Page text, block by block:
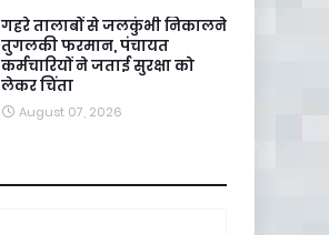
गहरे तालाबों से जलकुंभी निकालने
तुगलकी फरमान, पंचायत
कर्मचारियों ने जताई सुरक्षा को
लेकर चिंता
August 07, 2026